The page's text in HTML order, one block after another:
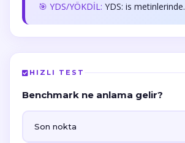
🎯 YDS/YÖKDİL: YDS: is metinlerinde.
HIZLI TEST
Benchmark ne anlama gelir?
Son nokta